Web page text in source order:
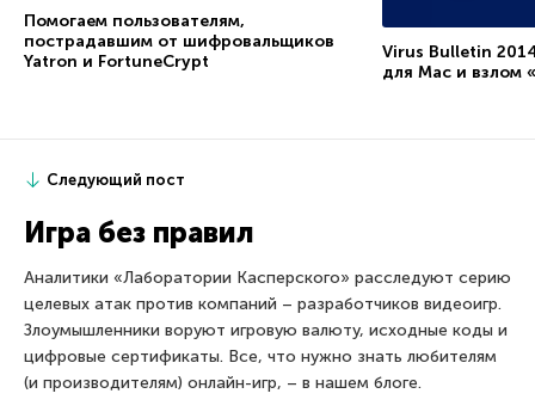
Помогаем пользователям,
пострадавшим от шифровальщиков
Yatron и FortuneCrypt
Virus Bulletin
для Mac и взлом
Следующий пост
Игра без правил
Аналитики «Лаборатории Касперского» расследуют серию
целевых атак против компаний – разработчиков видеоигр.
Злоумышленники воруют игровую валюту, исходные коды и
цифровые сертификаты. Все, что нужно знать любителям
(и производителям) онлайн-игр, – в нашем блоге.